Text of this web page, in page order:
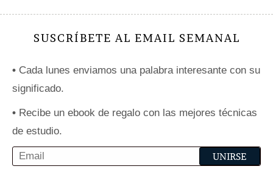
SUSCRÍBETE AL EMAIL SEMANAL
• Cada lunes enviamos una palabra interesante con su
significado.
• Recibe un ebook de regalo con las mejores técnicas
de estudio.